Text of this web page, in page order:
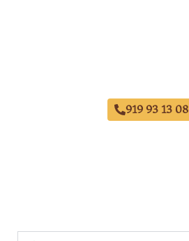
919 93 13 08